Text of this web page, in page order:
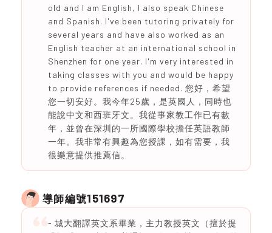
old and I am English, I also speak Chinese
and Spanish. I've been tutoring privately for
several years and have also worked as an
English teacher at an international school in
Shenzhen for one year. I'm very interested in
taking classes with you and would be happy
to provide references if needed. 您好，希望
您一切安好。我今年25歲，是英國人，同時也
能說中文和西班牙文。我從事家教工作已有數
年，並曾在深圳的一所國際學校擔任英語教師
一年。我非常有興趣為您授課，如有需要，我
很樂意提供推薦信。
導師編號151697
- 城大翻譯英文系畢業，主力教授英文（擅於提